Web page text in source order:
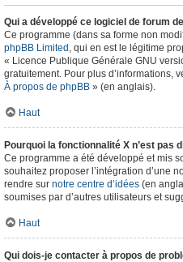
Qui a développé ce logiciel de forum
Ce programme (dans sa forme non
phpBB Limited , qui en est le légitime
« Licence Publique Générale GNU
gratuitement. Pour plus d’informations,
À propos de phpBB » (en anglais).
Haut
Pourquoi la fonctionnalité X n’est pas
Ce programme a été développé et mis
souhaitez proposer l’intégration d’une
rendre sur notre centre d’idées (en
soumises par d’autres utilisateurs et
Haut
Qui dois-je contacter à propos de